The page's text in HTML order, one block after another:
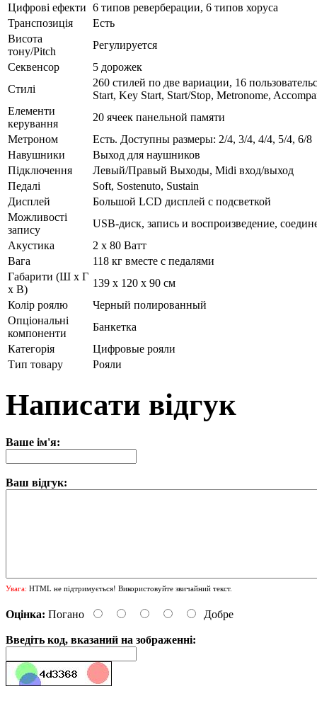
Цифрові ефекти 6 типов реверберации, 6 типов хоруса
Транспозиція
Есть
Висота
тону/Pitch
Регулируется
Секвенсор
5 дорожек
Стилі
260 стилей по две вариации, 16
Start, Key Start, Start/Stop, Metronome,
Елементи
керування
20 ячеек панельной памяти
Метроном
Есть. Доступны размеры: 2/4, 3/4, 4/4, 5/4, 6/8
Навушники
Выход для наушников
Підключення
Левый/Правый Выходы, Midi вход/выход
Педалі
Soft, Sostenuto, Sustain
Дисплей
Большой LCD дисплей с подсветкой
Можливості
запису
USB-диск, запись и воспроизведение,
Акустика
2 х 80 Ватт
Вага
118 кг вместе с педалями
Габарити (Ш x Г
x В)
139 x 120 x 90 см
Колір роялю
Черный полированный
Опціональні
компоненти
Банкетка
Категорія
Цифровые рояли
Тип товару
Рояли
Написати відгук
Ваше ім'я:
Ваш відгук:
Увага: HTML не підтримується! Використовуйте звичайний текст.
Оцінка: Погано Добре
Введіть код, вказаний на зображенні: